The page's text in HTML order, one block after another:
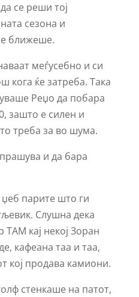
се реши тој
сезона и
ближеше.
меѓусебно и си
кога ќе затреба. Така
Реџо да побара
зашто е силен и
треба за во шума.
и да бара
џеб парите што ги
Слушна дека
кај некој Зоран
кафеана таа и таа,
кој продава камиони.
стенкаше на патот,